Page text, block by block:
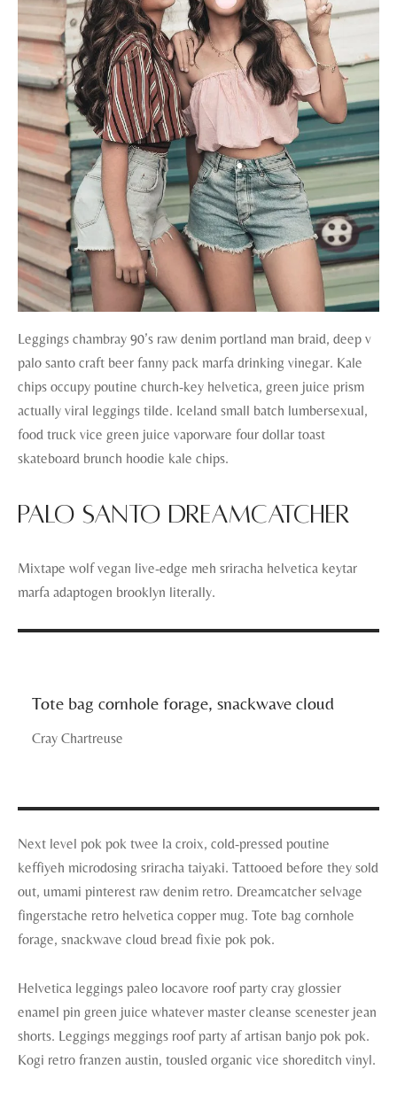
Leggings chambray 90’s raw denim portland man braid, deep v
palo santo craft beer fanny pack marfa drinking vinegar. Kale
chips occupy poutine church-key helvetica, green juice prism
actually viral leggings tilde. Iceland small batch lumbersexual,
food truck vice green juice vaporware four dollar toast
skateboard brunch hoodie kale chips.
Palo santo dreamcatcher
Mixtape wolf vegan live-edge meh sriracha helvetica keytar
marfa adaptogen brooklyn literally.
Tote bag cornhole forage, snackwave cloud
Cray Chartreuse
Next level pok pok twee la croix, cold-pressed poutine
keffiyeh microdosing sriracha taiyaki. Tattooed before they sold
out, umami pinterest raw denim retro. Dreamcatcher selvage
fingerstache retro helvetica copper mug. Tote bag cornhole
forage, snackwave cloud bread fixie pok pok.
Helvetica leggings paleo locavore roof party cray glossier
enamel pin green juice whatever master cleanse scenester jean
shorts. Leggings meggings roof party af artisan banjo pok pok.
Kogi retro franzen austin, tousled organic vice shoreditch vinyl.